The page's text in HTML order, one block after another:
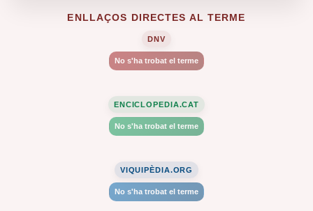
ENLLAÇOS DIRECTES AL TERME
DNV
No s'ha trobat el terme
ENCICLOPEDIA.CAT
No s'ha trobat el terme
VIQUIPÈDIA.ORG
No s'ha trobat el terme